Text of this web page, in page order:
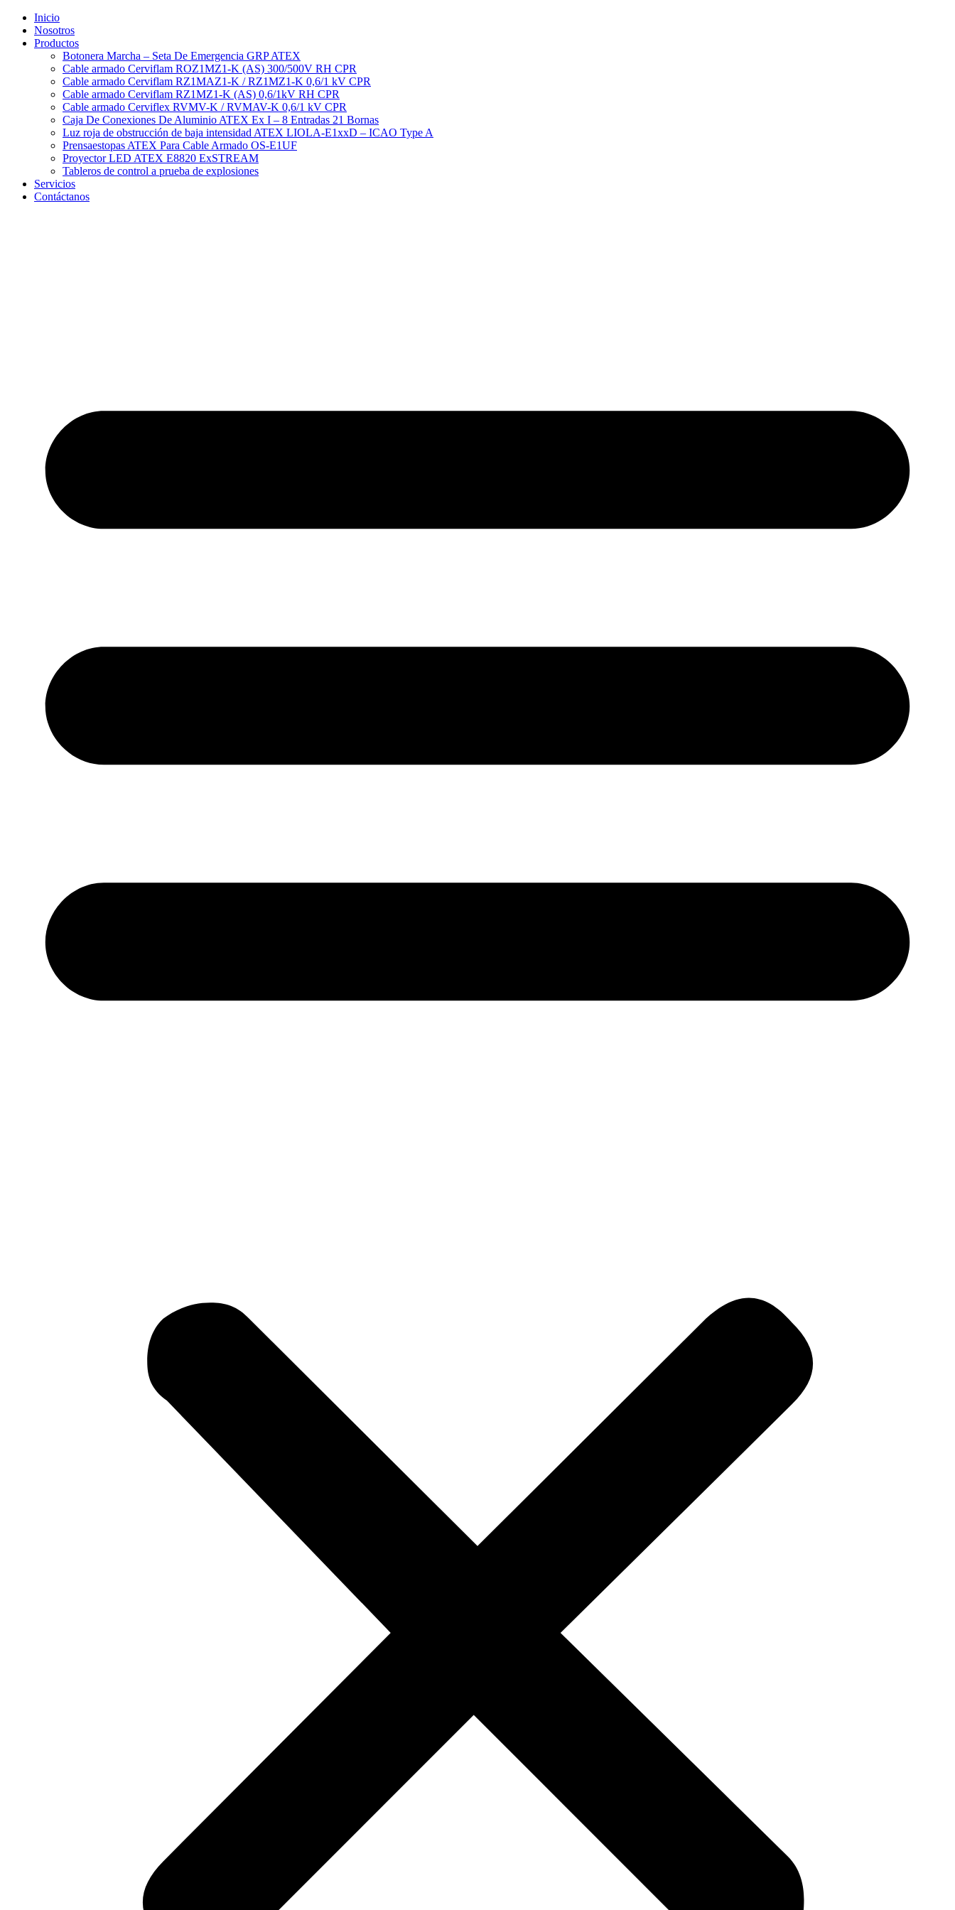
contenido
Inicio
Nosotros
Productos
Botonera Marcha – Seta De Emergencia GRP ATEX
Cable armado Cerviflam ROZ1MZ1-K (AS) 300/500V RH CPR
Cable armado Cerviflam RZ1MAZ1-K / RZ1MZ1-K 0,6/1 kV CPR
Cable armado Cerviflam RZ1MZ1-K (AS) 0,6/1kV RH CPR
Cable armado Cerviflex RVMV-K / RVMAV-K 0,6/1 kV CPR
Caja De Conexiones De Aluminio ATEX Ex I – 8 Entradas 21 Bornas
Luz roja de obstrucción de baja intensidad ATEX LIOLA-E1xxD – ICAO Type A
Prensaestopas ATEX Para Cable Armado OS-E1UF
Proyector LED ATEX E8820 ExSTREAM
Tableros de control a prueba de explosiones
Servicios
Contáctanos